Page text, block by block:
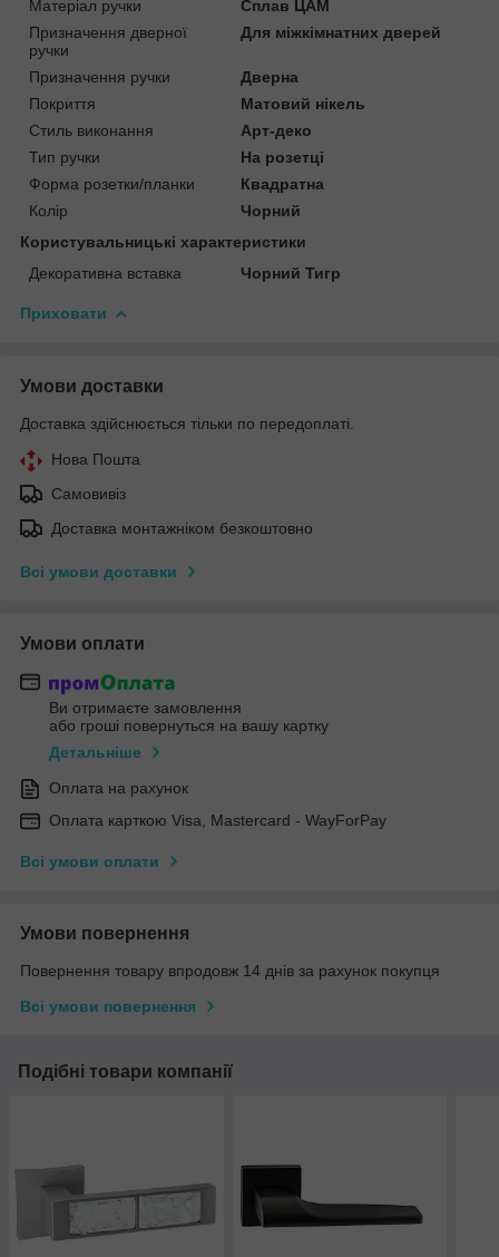
Матеріал ручки
Сплав ЦАМ
Призначення дверної
ручки
Для міжкімнатних дверей
Призначення ручки
Дверна
Покриття
Матовий нікель
Стиль виконання
Арт-деко
Тип ручки
На розетці
Форма розетки/планки
Квадратна
Колір
Чорний
Користувальницькі характеристики
Декоративна вставка
Чорний Тигр
Приховати
Умови доставки
Доставка здійснюється тільки по передоплаті.
Нова Пошта
Самовивіз
Доставка монтажніком безкоштовно
Всі умови доставки
Умови оплати
Ви отримаєте замовлення
або гроші повернуться на вашу картку
Детальніше
Оплата на рахунок
Оплата карткою Visa, Mastercard - WayForPay
Всі умови оплати
Умови повернення
Повернення товару впродовж 14 днів за рахунок покупця
Всі умови повернення
Подібні товари компанії